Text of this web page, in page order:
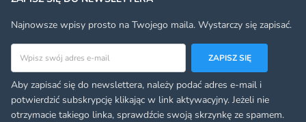
Najnowsze wpisy prosto na Twojego maila. Wystarczy się zapisać.
Adres email
ZAPISZ SIĘ
Aby zapisać się do newslettera, należy podać adres e-mail i
potwierdzić subskrypcję klikając w link aktywacyjny. Jeżeli nie
otrzymacie takiego linka, sprawdźcie swoją skrzynkę ze spamem.